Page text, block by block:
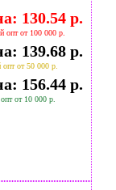
130.54 р.
опт от 100 000 р.
139.68 р.
опт от 50 000 р.
156.44 р.
от 10 000 р.